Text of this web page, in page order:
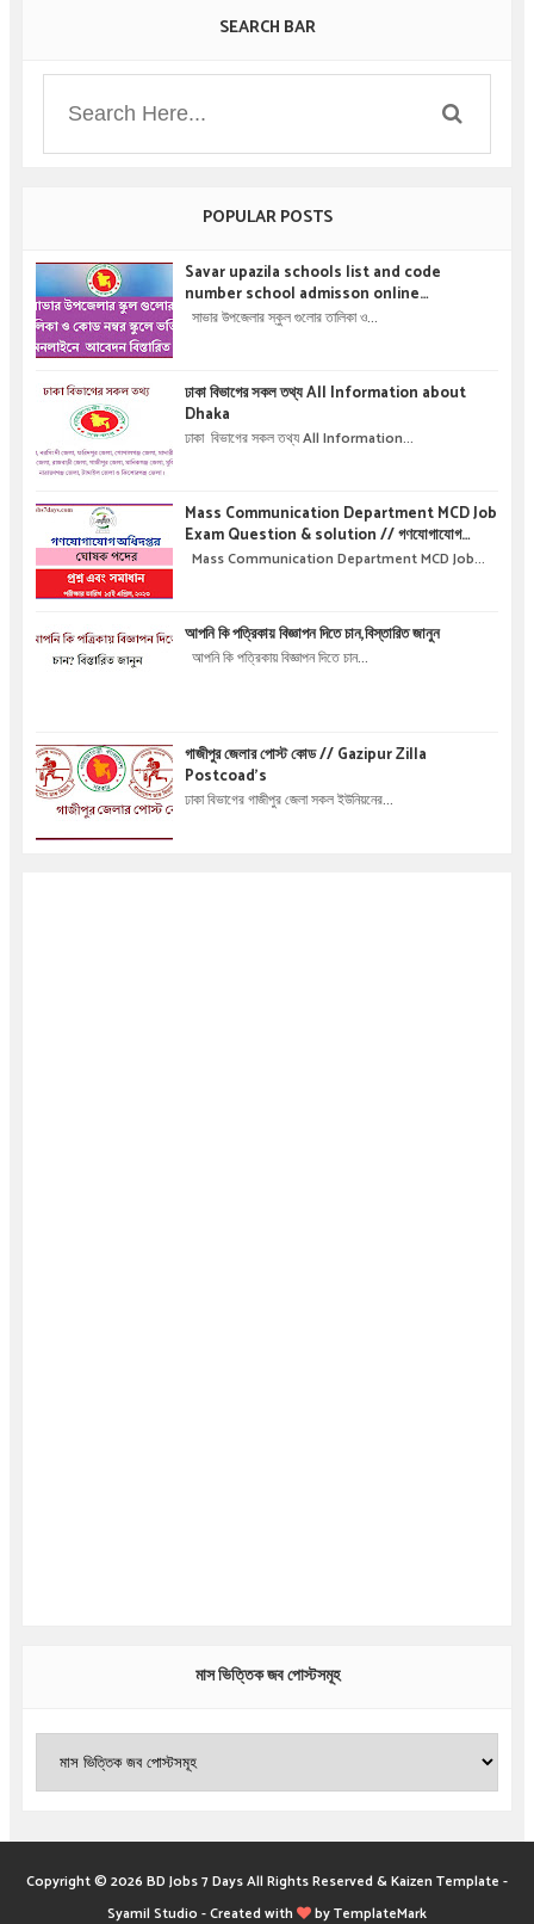
SEARCH BAR
POPULAR POSTS
Savar upazila schools list and code
number school admisson online
application details !! সাভার উপজেলার স্কুল গুলোর
সাভার উপজেলার স্কুল গুলোর তালিকা ও...
ঢাকা বিভাগের সকল তথ্য All Information about
Dhaka
ঢাকা বিভাগের সকল তথ্য All Information...
Mass Communication Department MCD Job
Exam Question & solution // গণযোগাযোগ
অধিদপ্তরে নিয়োগ পরীক্ষার প্রশ্ন এবং সমাধান
Mass Communication Department MCD Job...
আপনি কি পত্রিকায় বিজ্ঞাপন দিতে চান,বিস্তারিত জানুন
আপনি কি পত্রিকায় বিজ্ঞাপন দিতে চান...
গাজীপুর জেলার পোস্ট কোড // Gazipur Zilla
Postcoad's
ঢাকা বিভাগের গাজীপুর জেলা সকল ইউনিয়নের...
মাস ভিত্তিক জব পোস্টসমূহ
Copyright © 2026 BD Jobs 7 DaysAll Rights Reserved &Kaizen Template -
Syamil Studio -Created with byTemplateMark